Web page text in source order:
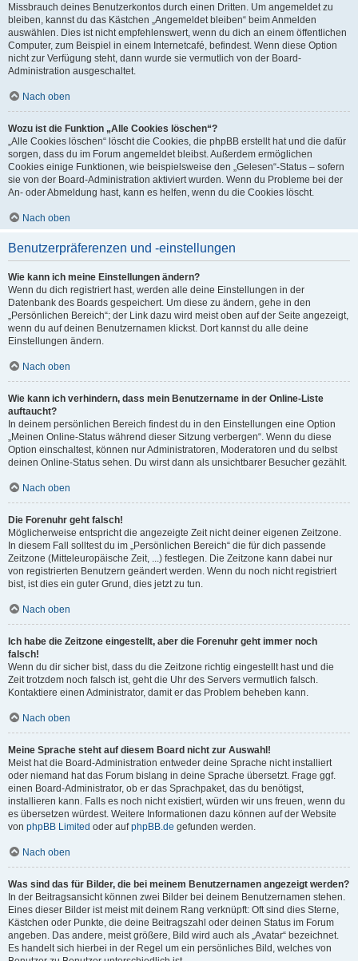
Missbrauch deines Benutzerkontos durch einen Dritten. Um angemeldet zu
bleiben, kannst du das Kästchen „Angemeldet bleiben“ beim Anmelden
auswählen. Dies ist nicht empfehlenswert, wenn du dich an einem öffentlichen
Computer, zum Beispiel in einem Internetcafé, befindest. Wenn diese Option
nicht zur Verfügung steht, dann wurde sie vermutlich von der Board-
Administration ausgeschaltet.
Nach oben
Wozu ist die Funktion „Alle Cookies löschen“?
„Alle Cookies löschen“ löscht die Cookies, die phpBB erstellt hat und die dafür
sorgen, dass du im Forum angemeldet bleibst. Außerdem ermöglichen
Cookies einige Funktionen, wie beispielsweise den „Gelesen“-Status – sofern
sie von der Board-Administration aktiviert wurden. Wenn du Probleme bei der
An- oder Abmeldung hast, kann es helfen, wenn du die Cookies löscht.
Nach oben
Benutzerpräferenzen und -einstellungen
Wie kann ich meine Einstellungen ändern?
Wenn du dich registriert hast, werden alle deine Einstellungen in der
Datenbank des Boards gespeichert. Um diese zu ändern, gehe in den
„Persönlichen Bereich“; der Link dazu wird meist oben auf der Seite angezeigt,
wenn du auf deinen Benutzernamen klickst. Dort kannst du alle deine
Einstellungen ändern.
Nach oben
Wie kann ich verhindern, dass mein Benutzername in der Online-Liste
auftaucht?
In deinem persönlichen Bereich findest du in den Einstellungen eine Option
„Meinen Online-Status während dieser Sitzung verbergen“. Wenn du diese
Option einschaltest, können nur Administratoren, Moderatoren und du selbst
deinen Online-Status sehen. Du wirst dann als unsichtbarer Besucher gezählt.
Nach oben
Die Forenuhr geht falsch!
Möglicherweise entspricht die angezeigte Zeit nicht deiner eigenen Zeitzone.
In diesem Fall solltest du im „Persönlichen Bereich“ die für dich passende
Zeitzone (Mitteleuropäische Zeit, ...) festlegen. Die Zeitzone kann dabei nur
von registrierten Benutzern geändert werden. Wenn du noch nicht registriert
bist, ist dies ein guter Grund, dies jetzt zu tun.
Nach oben
Ich habe die Zeitzone eingestellt, aber die Forenuhr geht immer noch
falsch!
Wenn du dir sicher bist, dass du die Zeitzone richtig eingestellt hast und die
Zeit trotzdem noch falsch ist, geht die Uhr des Servers vermutlich falsch.
Kontaktiere einen Administrator, damit er das Problem beheben kann.
Nach oben
Meine Sprache steht auf diesem Board nicht zur Auswahl!
Meist hat die Board-Administration entweder deine Sprache nicht installiert
oder niemand hat das Forum bislang in deine Sprache übersetzt. Frage ggf.
einen Board-Administrator, ob er das Sprachpaket, das du benötigst,
installieren kann. Falls es noch nicht existiert, würden wir uns freuen, wenn du
es übersetzen würdest. Weitere Informationen dazu können auf der Website
von phpBB Limited oder aufphpBB.de gefunden werden.
Nach oben
Was sind das für Bilder, die bei meinem Benutzernamen angezeigt werden?
In der Beitragsansicht können zwei Bilder bei deinem Benutzernamen stehen.
Eines dieser Bilder ist meist mit deinem Rang verknüpft: Oft sind dies Sterne,
Kästchen oder Punkte, die deine Beitragszahl oder deinen Status im Forum
angeben. Das andere, meist größere, Bild wird auch als „Avatar“ bezeichnet.
Es handelt sich hierbei in der Regel um ein persönliches Bild, welches von